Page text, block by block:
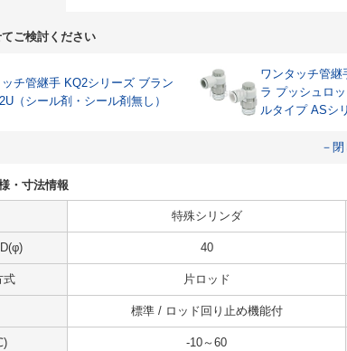
ご検討ください
チ管継手 KQ2シリーズ ブラン
（シール剤・シール剤無し）
ワンタッチ管継
ラ プッシュロ
ルタイプ ASシ
－
・寸法情報
特殊シリンダ
40
式 片ロッド
標準 / ロッド回り止め機能付
-10～60